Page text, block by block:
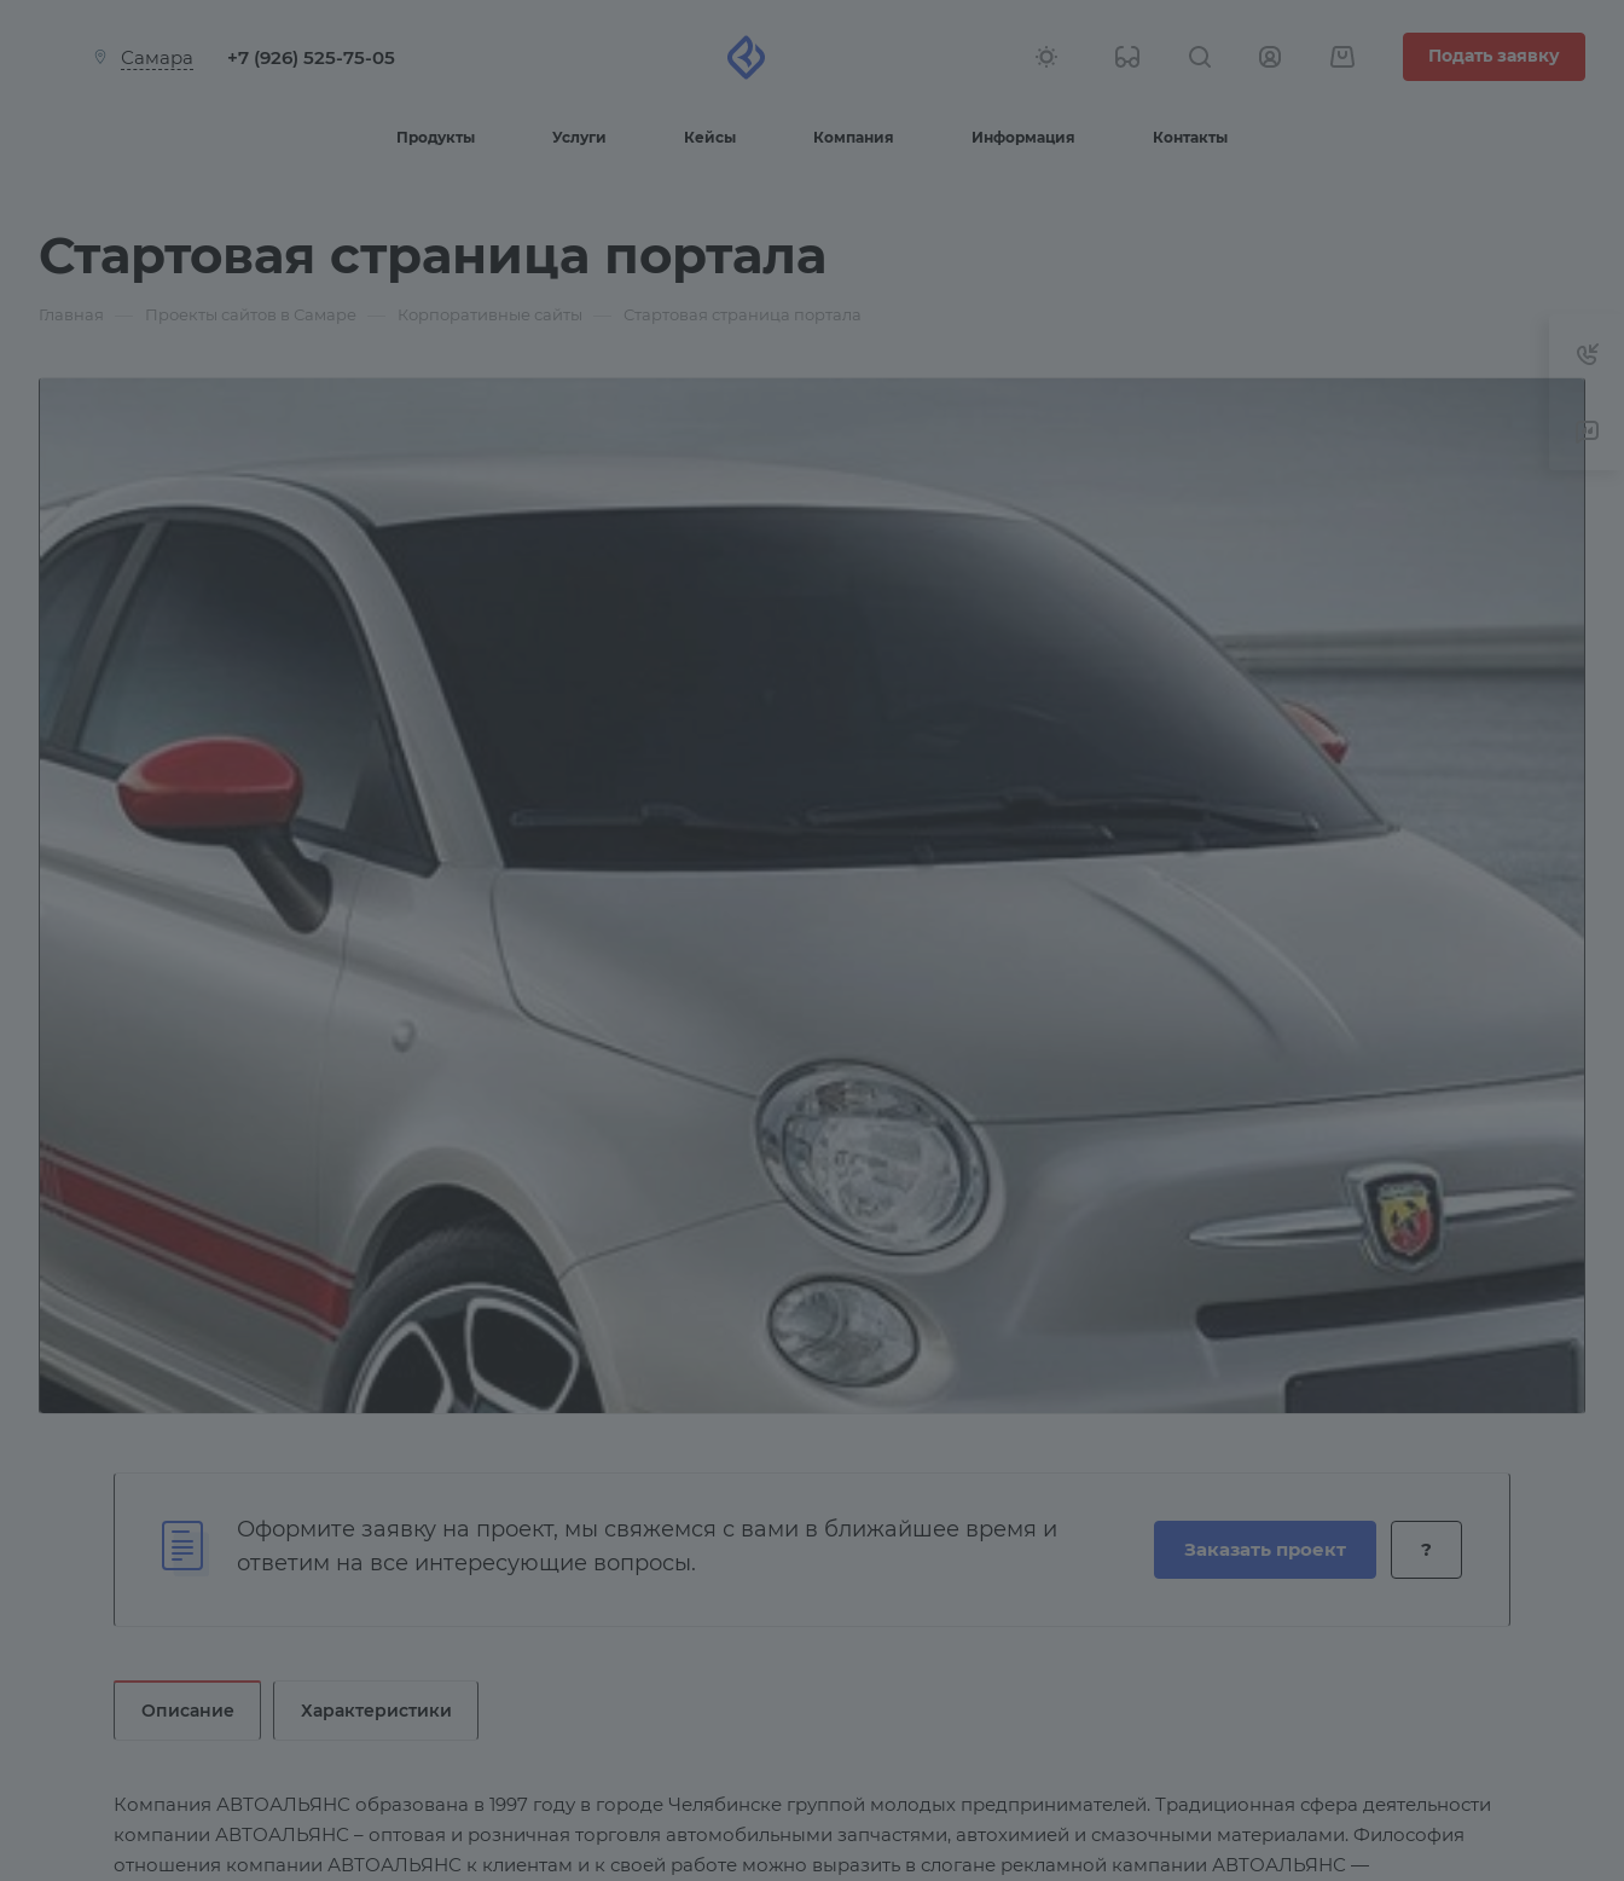
Самара +7 (926) 525-75-05 Подать заявку
Продукты Услуги Кейсы Компания Информация Контакты
Стартовая страница портала
Главная Проекты сайтов в Самаре Корпоративные сайты Стартовая страница портала
Оформите заявку на проект, мы свяжемся с вами в ближайшее время и
ответим на все интересующие вопросы.
Заказать проект ?
Описание Характеристики
Компания АВТОАЛЬЯНС образована в 1997 году в городе Челябинске группой молодых предпринимателей. Традиционная сфера деятельности
компании АВТОАЛЬЯНС – оптовая и розничная торговля автомобильными запчастями, автохимией и смазочными материалами. Философия
отношения компании АВТОАЛЬЯНС к клиентам и к своей работе можно выразить в слогане рекламной кампании АВТОАЛЬЯНС —